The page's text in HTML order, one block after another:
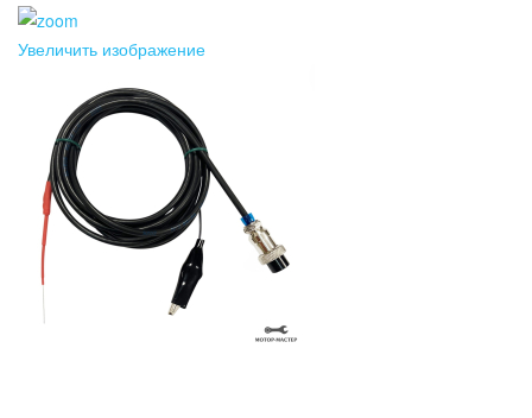
Увеличить изображение